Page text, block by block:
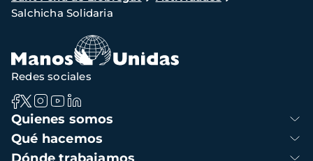
navegación
Salchicha Solidaria
Navegación
principal
Quienes somos
Qué hacemos
Redes sociales